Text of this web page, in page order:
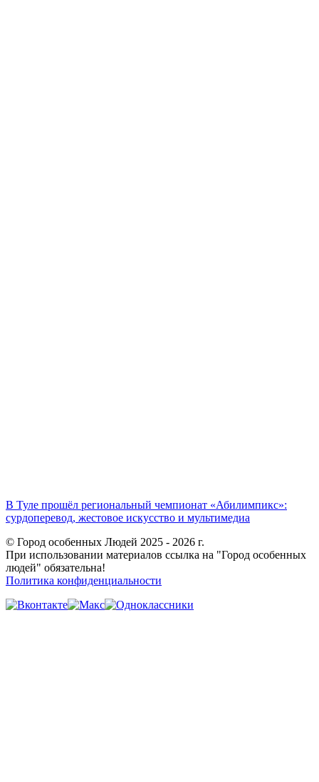
В Туле прошёл региональный чемпионат «Абилимпикс»:
сурдоперевод, жестовое искусство и мультимедиа
© Город особенных Людей 2025 - 2026 г.
При использовании материалов ссылка на "Город особенных
людей" обязательна!
Политика конфиденциальности